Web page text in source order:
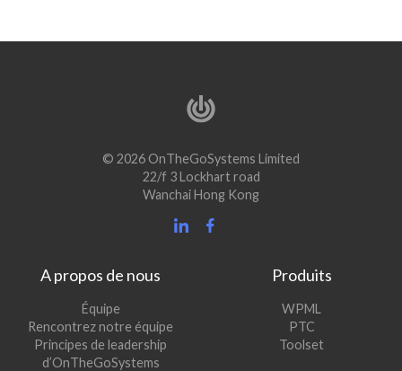
© 2026 OnTheGoSystems Limited
22/f 3 Lockhart road
Wanchai Hong Kong
A propos de nous
Équipe
Rencontrez notre équipe
Principes de leadership
d’OnTheGoSystems
Produits
WPML
une
PTC(s’ouvre
dans
Toolset(s’ouvre